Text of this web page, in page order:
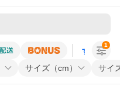
すべての条
サイズ（cm） サイ
1